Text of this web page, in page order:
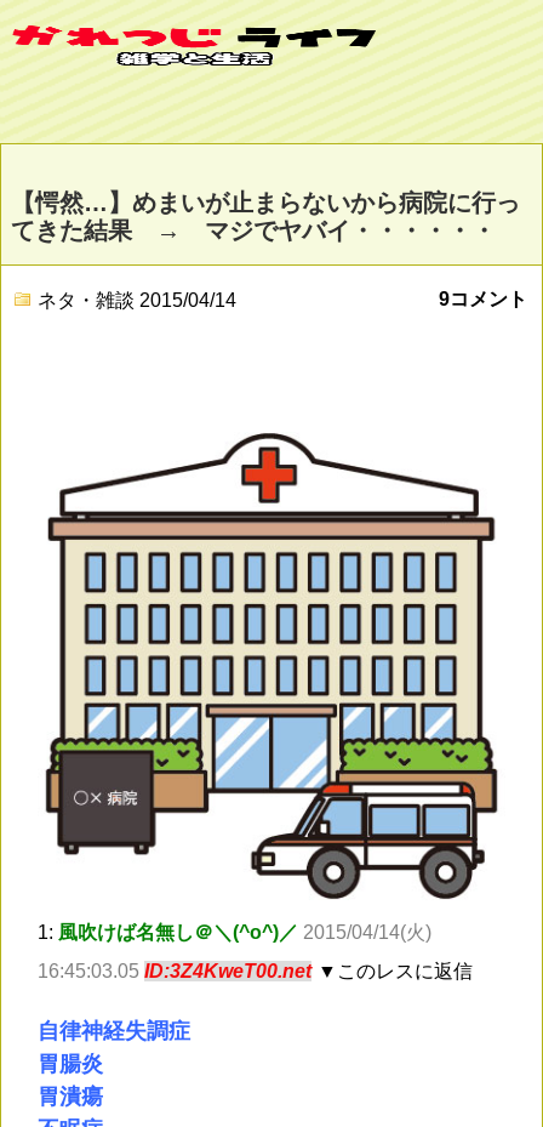
【愕然…】めまいが止まらないから病院に行っ
てきた結果 → マジでヤバイ・・・・・・
ネタ・雑談 2015/04/14 9コメント
1: 風吹けば名無し＠＼(^o^)／ 2015/04/14(火)
16:45:03.05 ID:3Z4KweT00.net ▼このレスに返信
自律神経失調症
胃腸炎
胃潰瘍